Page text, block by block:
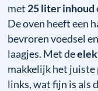
met 25 liter inhoud
De oven heeft een
bevroren voedsel
laagjes. Met de
makkelijk het juiste
links, wat fijn is als